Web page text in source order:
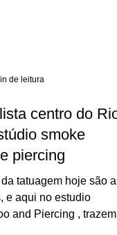
de leitura
centro do Rio
smoke
piercing